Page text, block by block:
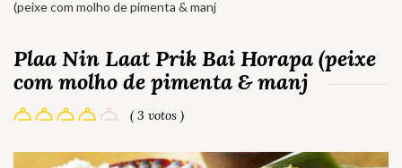
(peixe com molho de pimenta & manj
Plaa Nin Laat Prik Bai Horapa (peixe
com molho de pimenta & manj
( 3 votos )